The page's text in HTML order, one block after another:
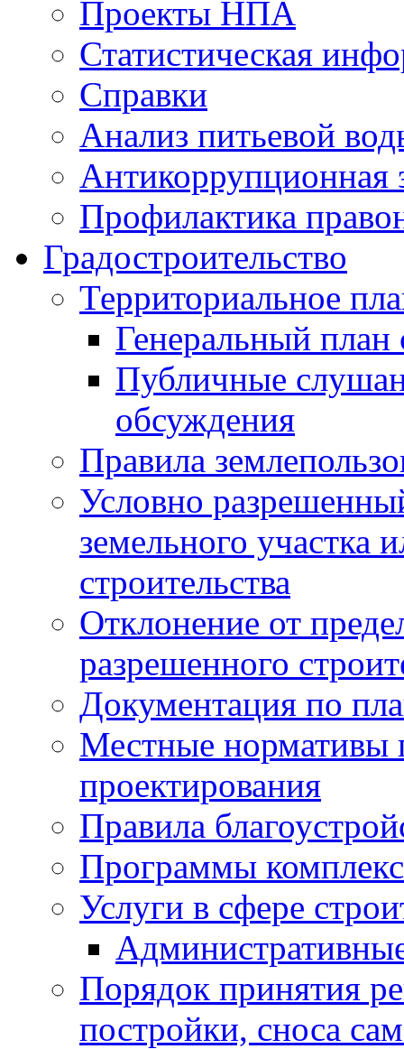
Проекты НПА
Статистическая
Справки
Анализ питьевой
Антикоррупционная
Профилактика
Градостроительство
Территориальное
Генеральный план
Публичные
обсуждения
Правила
Условно
земельного участка
строительства
Отклонение от
разрешенного
Документация по
Местные нормативы
проектирования
Правила
Программы
Услуги в сфере
Порядок принятия
постройки, сноса